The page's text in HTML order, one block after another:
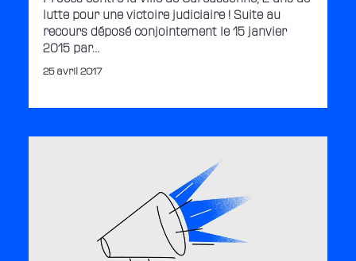
lutte pour une victoire judiciaire ! Suite au
recours déposé conjointement le 15 janvier
2015 par…
25 avril 2017